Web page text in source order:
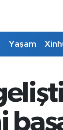
Yaşam